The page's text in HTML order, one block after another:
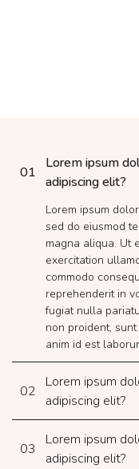
01
Lorem ipsum
adipiscing elit?
Lorem ipsum
sed do eiusmod
magna aliqua. Ut
exercitation
commodo
reprehenderit in
fugiat nulla
non proident,
anim id est
02
Lorem ipsum
adipiscing elit?
03
Lorem ipsum
adipiscing elit?